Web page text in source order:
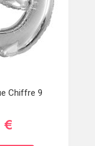
Chiffre 9
€